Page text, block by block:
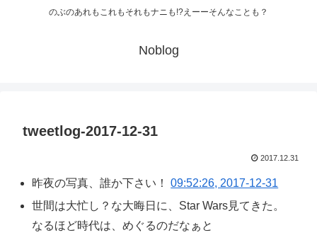
のぶのあれもこれもそれもナニも!?えーーそんなことも？
Noblog
tweetlog-2017-12-31
2017.12.31
昨夜の写真、誰か下さい！09:52:26, 2017-12-31
世間は大忙し？な大晦日に、Star Wars見てきた。
なるほど時代は、めぐるのだなぁと